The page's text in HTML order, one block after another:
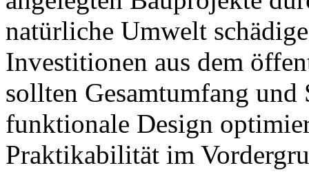
natürliche Umwelt
Investitionen aus dem
sollten Gesamtumfang
funktionale Design
Praktikabilität im